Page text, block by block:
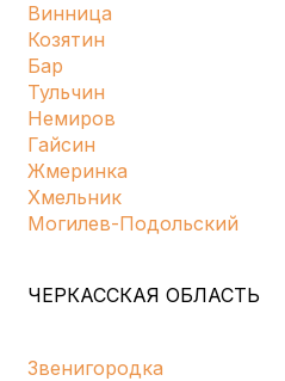
Винница
Козятин
Бар
Тульчин
Немиров
Гайсин
Жмеринка
Хмельник
Могилев-Подольский
ЧЕРКАССКАЯ ОБЛАСТЬ
Звенигородка